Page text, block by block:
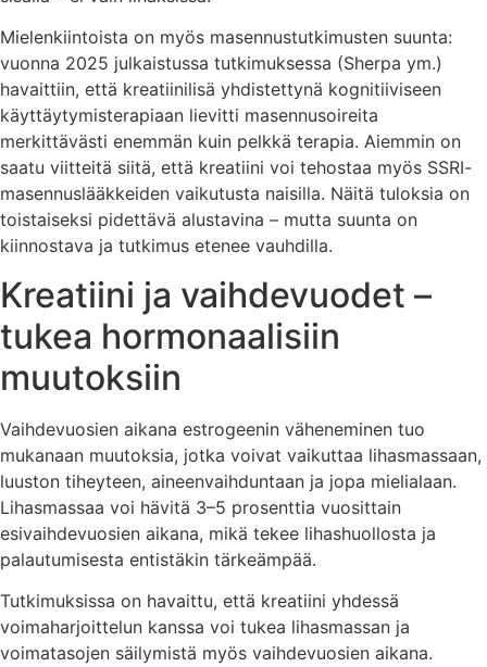
Mielenkiintoista on myös masennustutkimusten suunta:
vuonna 2025 julkaistussa tutkimuksessa (Sherpa ym.)
havaittiin, että kreatiinilisä yhdistettynä kognitiiviseen
käyttäytymisterapiaan lievitti masennusoireita
merkittävästi enemmän kuin pelkkä terapia. Aiemmin on
saatu viitteitä siitä, että kreatiini voi tehostaa myös SSRI-
masennuslääkkeiden vaikutusta naisilla. Näitä tuloksia on
toistaiseksi pidettävä alustavina – mutta suunta on
kiinnostava ja tutkimus etenee vauhdilla.
Kreatiini ja vaihdevuodet –
tukea hormonaalisiin
muutoksiin
Vaihdevuosien aikana estrogeenin väheneminen tuo
mukanaan muutoksia, jotka voivat vaikuttaa lihasmassaan,
luuston tiheyteen, aineenvaihduntaan ja jopa mielialaan.
Lihasmassaa voi hävitä 3–5 prosenttia vuosittain
esivaihdevuosien aikana, mikä tekee lihashuollosta ja
palautumisesta entistäkin tärkeämpää.
Tutkimuksissa on havaittu, että kreatiini yhdessä
voimaharjoittelun kanssa voi tukea lihasmassan ja
voimatasojen säilymistä myös vaihdevuosien aikana.